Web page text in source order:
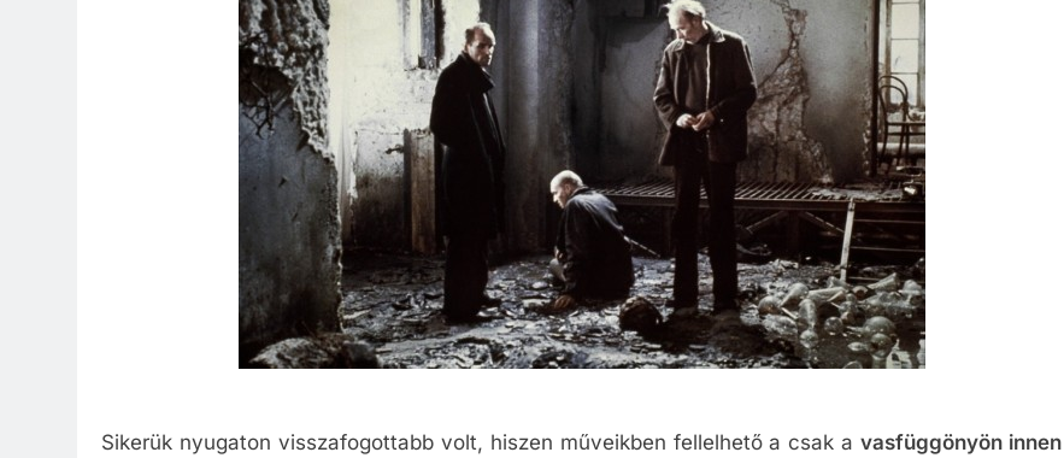
Sikerük nyugaton visszafogottabb volt, hiszen műveikben fellelhető a csak avasfüggönyön innen